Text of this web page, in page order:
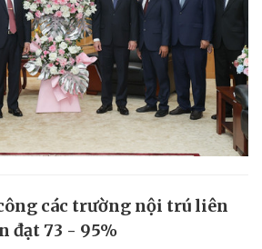
các trường nội trú liên
đạt 73 - 95%